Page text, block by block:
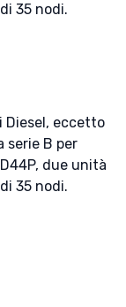
35 nodi.
Diesel, eccetto
serie B per
due unità
35 nodi.